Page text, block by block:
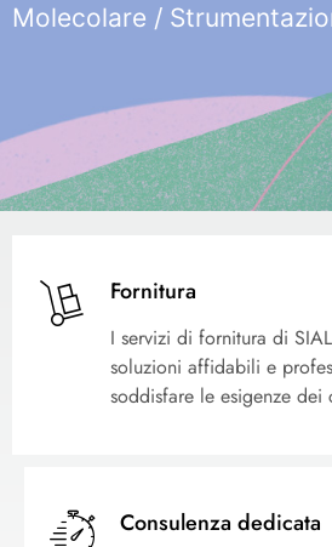
Molecolare /
Fornitura
I servizi di fornitura di
soluzioni affidabili e
soddisfare le esigenze dei
Consulenza dedicata